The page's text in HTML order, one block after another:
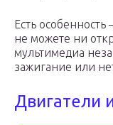
Есть
не можете ни
мультимедиа
зажигание или
Двигатели